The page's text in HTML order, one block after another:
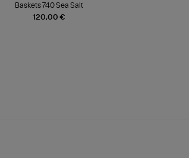
120,00 €
Baskets 740 Sea Salt